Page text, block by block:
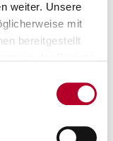
weiter. Unsere
mit
bereitgestellt